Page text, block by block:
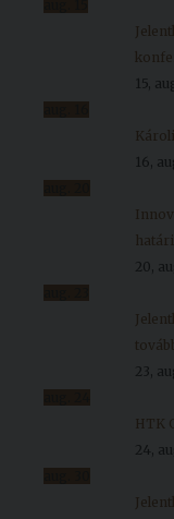
15,
16,
20,
23,
HTK
24,